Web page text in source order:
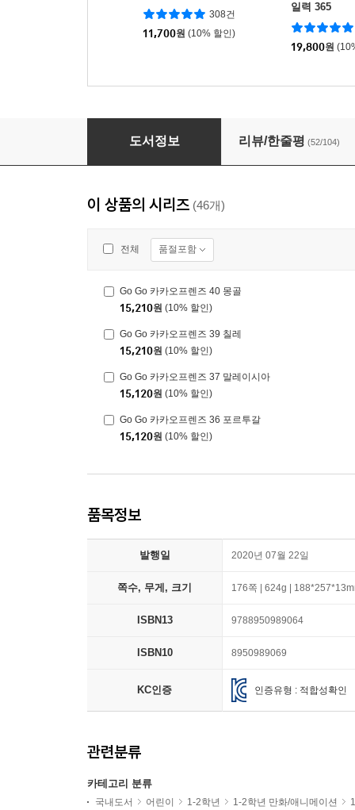
308건
11,700원 (10% 할인)
일력 365
19,800원
Go Go 카카오프렌즈 15 브라질
도서정보 리뷰/한줄평 (52/104)
이 상품의 시리즈 (46개)
전체 품절포함
Go Go 카카오프렌즈 40 몽골
15,210원 (10% 할인)
Go Go 카카오프렌즈 39 칠레
15,210원 (10% 할인)
Go Go 카카오프렌즈 37 말레이시아
15,120원 (10% 할인)
Go Go 카카오프렌즈 36 포르투갈
15,120원 (10% 할인)
품목정보
발행일 2020년 07월 22일
쪽수, 무게, 크기 176쪽 | 624g |
ISBN13 9788950989064
ISBN10 8950989069
KC인증 인증유형 : 적합성확인
관련분류
카테고리 분류
국내도서 어린이 1-2학년 1-2학년 만화/애니메이션